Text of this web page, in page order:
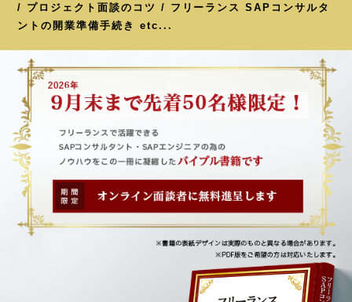
/ プロジェクト面談のコツ / フリーランス SAPコンサルタ
ントの開業準備手続き etc...